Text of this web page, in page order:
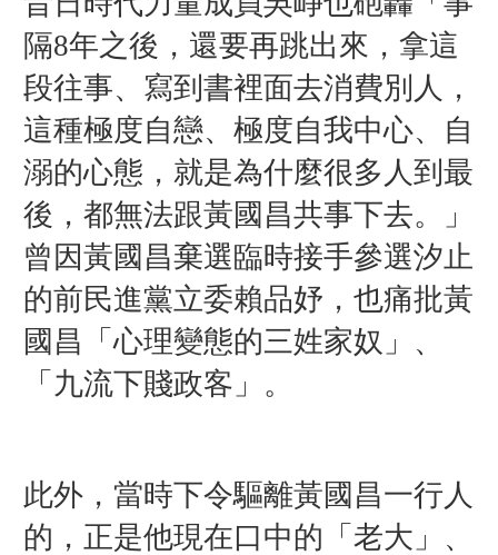
隔8年之後，還要再跳出來，拿這
段往事、寫到書裡面去消費別人，
這種極度自戀、極度自我中心、自
溺的心態，就是為什麼很多人到最
後，都無法跟黃國昌共事下去。」
曾因黃國昌棄選臨時接手參選汐止
的前民進黨立委賴品妤，也痛批黃
國昌「心理變態的三姓家奴」、
「九流下賤政客」。
此外，當時下令驅離黃國昌一行人
的，正是他現在口中的「老大」、